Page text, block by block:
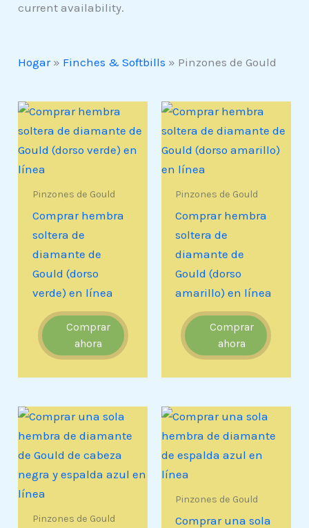
current availability.
Hogar» Finches & Softbills » Pinzones de Gould
Pinzones de Gould
Comprar hembra
soltera de
diamante de
Gould (dorso
verde) en línea
Comprar
ahora
Pinzones de Gould
Comprar hembra
soltera de
diamante de
Gould (dorso
amarillo) en línea
Comprar
ahora
Pinzones de Gould
Pinzones de Gould
Comprar una sola